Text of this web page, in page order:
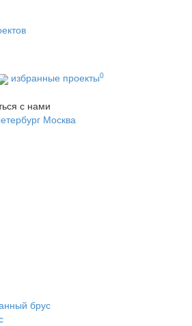
избранные проекты0
с нами
Москва
брус